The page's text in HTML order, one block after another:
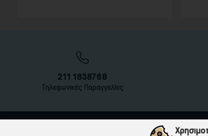
211 1838768
Τηλεφωνικές Παραγγελίες